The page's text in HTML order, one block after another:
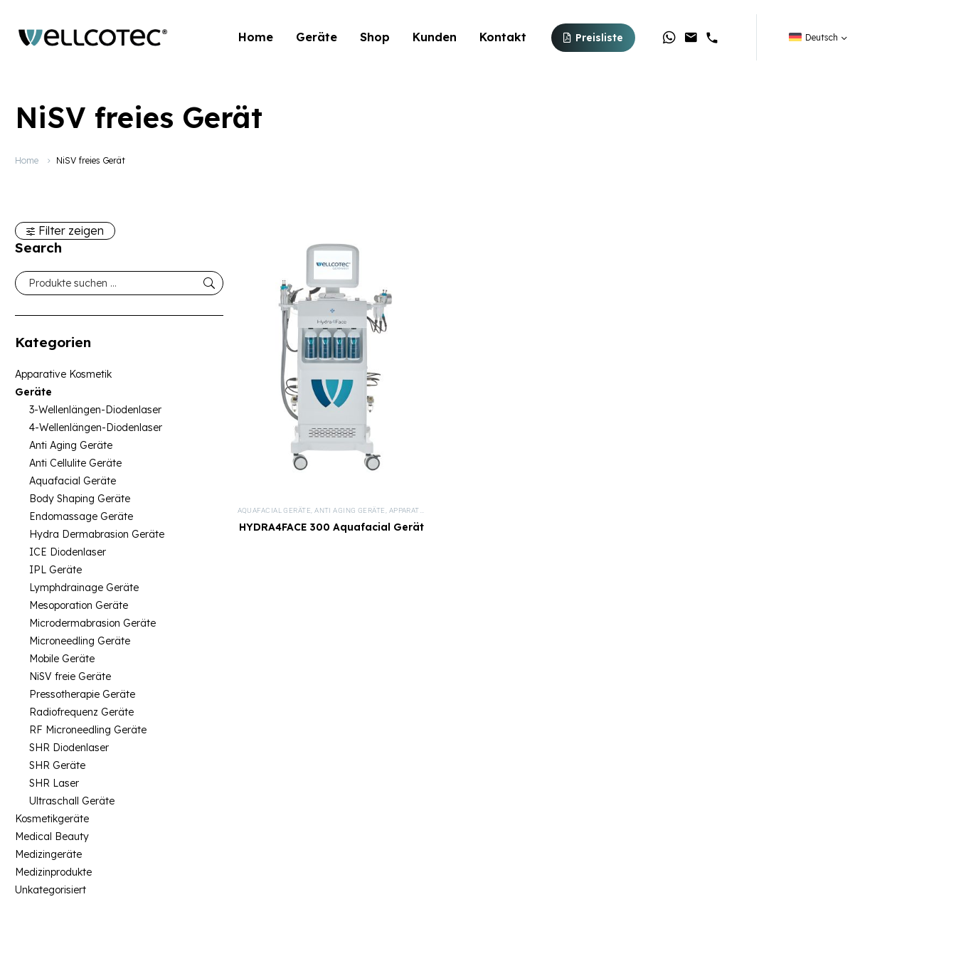
Deutsch
Home Geräte Shop Kunden Kontakt Preisliste
NiSV freies Gerät
Home NiSV freies Gerät
Filter zeigen
Search
Kategorien
Apparative Kosmetik
Geräte
3-Wellenlängen-Diodenlaser
4-Wellenlängen-Diodenlaser
Anti Aging Geräte
Anti Cellulite Geräte
Aquafacial Geräte
Body Shaping Geräte
Endomassage Geräte
Hydra Dermabrasion Geräte
ICE Diodenlaser
IPL Geräte
Lymphdrainage Geräte
Mesoporation Geräte
Microdermabrasion Geräte
Microneedling Geräte
Mobile Geräte
NiSV freie Geräte
Pressotherapie Geräte
Radiofrequenz Geräte
RF Microneedling Geräte
SHR Diodenlaser
SHR Geräte
SHR Laser
Ultraschall Geräte
Kosmetikgeräte
Medical Beauty
Medizingeräte
Medizinprodukte
Unkategorisiert
AQUAFACIAL GERÄTE ,ANTI AGING GERÄTE APPARATIVE KOSMETIK
HYDRA4FACE 300 Aquafacial Gerät